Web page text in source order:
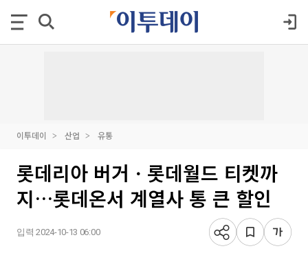
이투데이 산업 유통
롯데리아 버거ㆍ롯데월드 티켓까
지…롯데온서 계열사 통 큰 할인
입력 2024-10-13 06:00